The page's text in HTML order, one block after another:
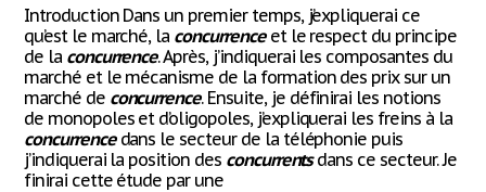
Introduction Dans un premier temps, j’expliquerai ce
qu’est le marché, la concurrenceet le respect du principe
de la concurrence. Après, j’indiquerai les composantes du
marché et le mécanisme de la formation des prix sur un
marché de concurrence. Ensuite, je définirai les notions
de monopoles et d’oligopoles, j’expliquerai les freins à la
concurrencedans le secteur de la téléphonie puis
j’indiquerai la position des concurrentsdans ce secteur. Je
finirai cette étude par une